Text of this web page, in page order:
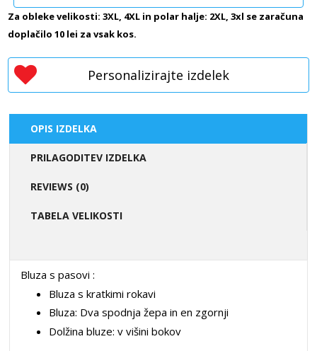
Za obleke velikosti: 3XL, 4XL in polar halje: 2XL, 3xl se zaračuna
doplačilo 10 lei za vsak kos.
Personalizirajte izdelek
OPIS IZDELKA
PRILAGODITEV IZDELKA
REVIEWS (0)
TABELA VELIKOSTI
Bluza s pasovi :
Bluza s kratkimi rokavi
Bluza: Dva spodnja žepa in en zgornji
Dolžina bluze: v višini bokov